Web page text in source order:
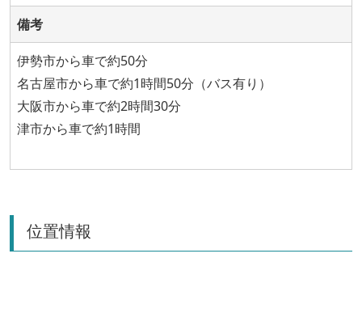
備考
伊勢市から車で約50分
名古屋市から車で約1時間50分（バス有り）
大阪市から車で約2時間30分
津市から車で約1時間
位置情報